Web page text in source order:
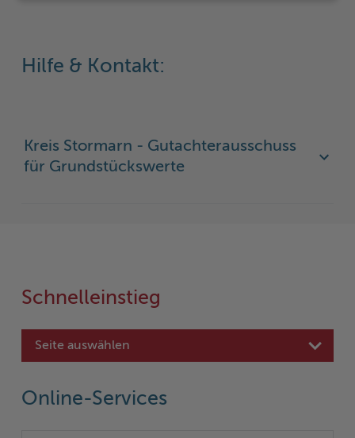
Hilfe & Kontakt:
Kreis Stormarn - Gutachterausschuss
für Grundstückswerte
Schnelleinstieg
Seite auswählen
Online-Services